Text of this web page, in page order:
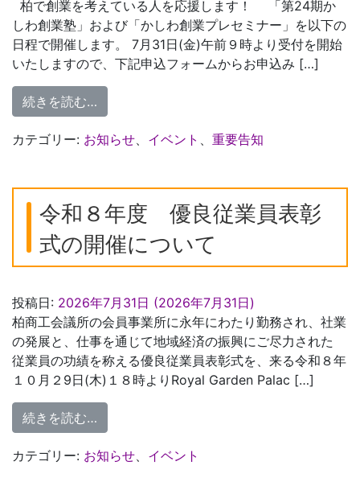
柏で創業を考えている人を応援します！ 「第24期か
しわ創業塾」および「かしわ創業プレセミナー」を以下の
日程で開催します。 7月31日(金)午前９時より受付を開始
いたしますので、下記申込フォームからお申込み […]
続きを読む…
カテゴリー: お知らせ イベント 重要告知
令和８年度 優良従業員表彰
式の開催について
投稿日: 2026年7月31日 (2026年7月31日)
柏商工会議所の会員事業所に永年にわたり勤務され、社業
の発展と、仕事を通じて地域経済の振興にご尽力された
従業員の功績を称える優良従業員表彰式を、来る令和８年
１０月２9日(木)１８時よりRoyal Garden Palac […]
続きを読む…
カテゴリー: お知らせ、 イベント